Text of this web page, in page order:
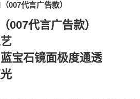
007代言广告款）
007代言广告款）
宝石镜面极度通透